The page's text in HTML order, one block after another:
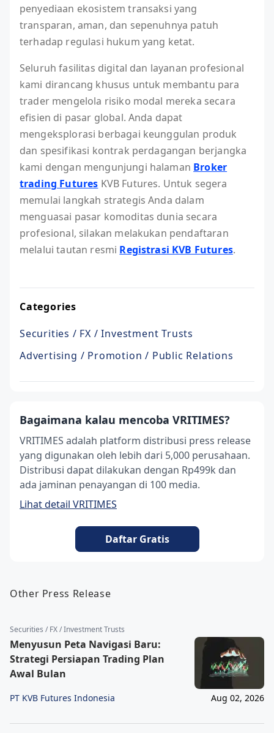
penyediaan ekosistem transaksi yang
transparan, aman, dan sepenuhnya patuh
terhadap regulasi hukum yang ketat.
Seluruh fasilitas digital dan layanan profesional
kami dirancang khusus untuk membantu para
trader mengelola risiko modal mereka secara
efisien di pasar global. Anda dapat
mengeksplorasi berbagai keunggulan produk
dan spesifikasi kontrak perdagangan berjangka
kami dengan mengunjungi halaman Broker
trading Futures KVB Futures. Untuk segera
memulai langkah strategis Anda dalam
menguasai pasar komoditas dunia secara
profesional, silakan melakukan pendaftaran
melalui tautan resmi Registrasi KVB Futures.
Categories
Securities / FX / Investment Trusts
Advertising / Promotion / Public Relations
Bagaimana kalau mencoba VRITIMES?
VRITIMES adalah platform distribusi press release
yang digunakan oleh lebih dari 5,000 perusahaan.
Distribusi dapat dilakukan dengan Rp499k dan
ada jaminan penayangan di 100 media.
Lihat detail VRITIMES
Daftar Gratis
Other Press Release
Securities / FX / Investment Trusts
Menyusun Peta Navigasi Baru:
Strategi Persiapan Trading Plan
Awal Bulan
PT KVB Futures Indonesia Aug 02, 2026